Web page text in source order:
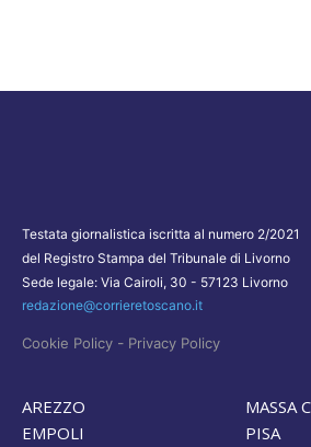
Testata giornalistica iscritta al numero 2/2021
del Registro Stampa del Tribunale di Livorno
Sede legale: Via Cairoli, 30 - 57123 Livorno
redazione@corrieretoscano.it
Cookie Policy - Privacy Policy
AREZZO
EMPOLI
MASSA
PISA